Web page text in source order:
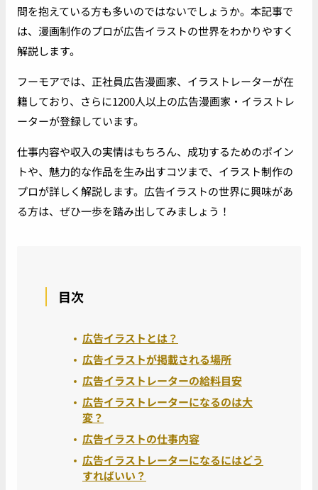
問を抱えている方も多いのではないでしょうか。本記事で
は、漫画制作のプロが広告イラストの世界をわかりやすく
解説します。
フーモアでは、正社員広告漫画家、イラストレーターが在
籍しており、さらに1200人以上の広告漫画家・イラストレ
ーターが登録しています。
仕事内容や収入の実情はもちろん、成功するためのポイン
トや、魅力的な作品を生み出すコツまで、イラスト制作の
プロが詳しく解説します。広告イラストの世界に興味があ
る方は、ぜひ一歩を踏み出してみましょう！
目次
広告イラストとは？
広告イラストが掲載される場所
広告イラストレーターの給料目安
広告イラストレーターになるのは大
変？
広告イラストの仕事内容
広告イラストレーターになるにはどう
すればいい？